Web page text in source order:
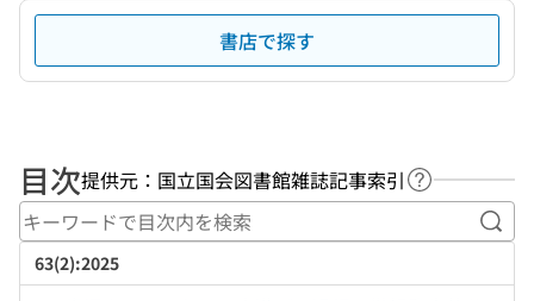
書店で探す
目次提供元：国立国会図書館雑誌記事索引 ヘルプペー
キ
63(2):2025